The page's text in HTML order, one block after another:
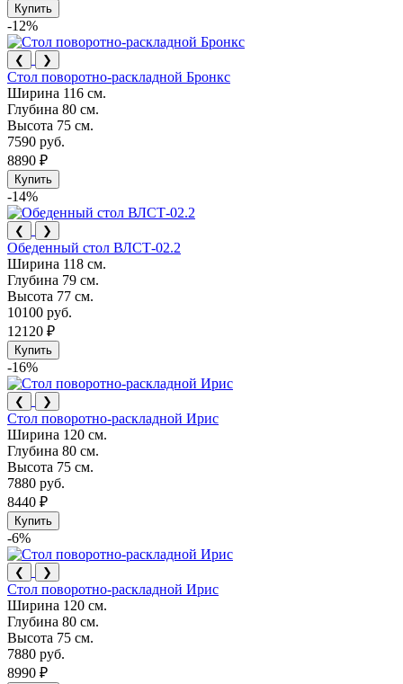
Купить
-12%
❮ ❯
Стол поворотно-раскладной Бронкс
Ширина 116 см.
Глубина 80 см.
Высота 75 см.
7590 руб.
8890 ₽
Купить
-14%
❮ ❯
Обеденный стол ВЛСТ-02.2
Ширина 118 см.
Глубина 79 см.
Высота 77 см.
10100 руб.
12120 ₽
Купить
-16%
❮ ❯
Стол поворотно-раскладной Ирис
Ширина 120 см.
Глубина 80 см.
Высота 75 см.
7880 руб.
8440 ₽
Купить
-6%
❮ ❯
Стол поворотно-раскладной Ирис
Ширина 120 см.
Глубина 80 см.
Высота 75 см.
7880 руб.
8990 ₽